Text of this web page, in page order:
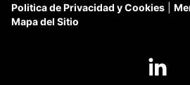
Politica de Privacidad y Cookies
Mapa del Sitio